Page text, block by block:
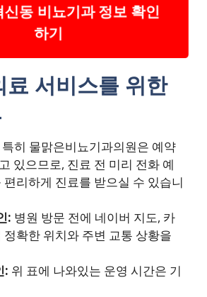
신동 비뇨기과 정보 확인
하기
료 서비스를 위한
특히 물맑은비뇨기과의원은 예약
있으므로, 진료 전 미리 전화 예
리하게 진료를 받으실 수 있습니
: 병원 방문 전에 네이버 지도, 카
확한 위치와 주변 교통 상황을
: 위 표에 나와있는 운영 시간은 기